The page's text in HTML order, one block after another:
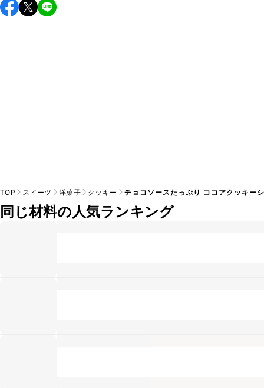
こちらのレシピは出来たてをお召し上がりいただくことをお
すすめします。
TOP スイーツ 洋菓子 クッキー チョコソースたっぷり ココアクッキー
同じ材料の人気ランキング